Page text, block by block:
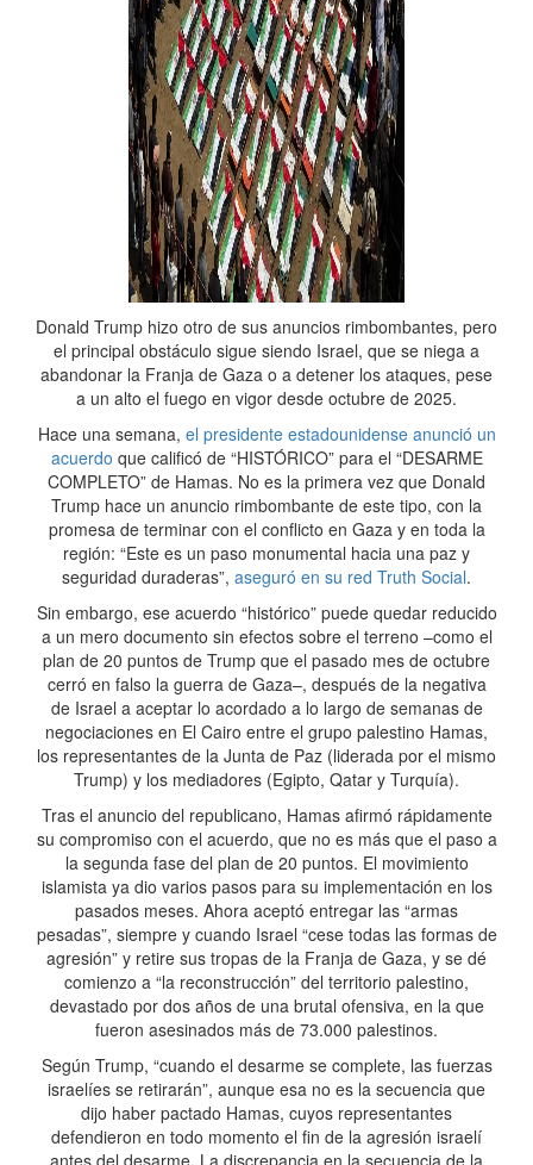
Donald Trump hizo otro de sus anuncios rimbombantes, pero
el principal obstáculo sigue siendo Israel, que se niega a
abandonar la Franja de Gaza o a detener los ataques, pese
a un alto el fuego en vigor desde octubre de 2025.
Hace una semana, el presidente estadounidense anunció un
acuerdo que calificó de “HISTÓRICO” para el “DESARME
COMPLETO” de Hamas. No es la primera vez que Donald
Trump hace un anuncio rimbombante de este tipo, con la
promesa de terminar con el conflicto en Gaza y en toda la
región: “Este es un paso monumental hacia una paz y
seguridad duraderas”, aseguró en su red Truth Social.
Sin embargo, ese acuerdo “histórico” puede quedar reducido
a un mero documento sin efectos sobre el terreno –como el
plan de 20 puntos de Trump que el pasado mes de octubre
cerró en falso la guerra de Gaza–, después de la negativa
de Israel a aceptar lo acordado a lo largo de semanas de
negociaciones en El Cairo entre el grupo palestino Hamas,
los representantes de la Junta de Paz (liderada por el mismo
Trump) y los mediadores (Egipto, Qatar y Turquía).
Tras el anuncio del republicano, Hamas afirmó rápidamente
su compromiso con el acuerdo, que no es más que el paso a
la segunda fase del plan de 20 puntos. El movimiento
islamista ya dio varios pasos para su implementación en los
pasados meses. Ahora aceptó entregar las “armas
pesadas”, siempre y cuando Israel “cese todas las formas de
agresión” y retire sus tropas de la Franja de Gaza, y se dé
comienzo a “la reconstrucción” del territorio palestino,
devastado por dos años de una brutal ofensiva, en la que
fueron asesinados más de 73.000 palestinos.
Según Trump, “cuando el desarme se complete, las fuerzas
israelíes se retirarán”, aunque esa no es la secuencia que
dijo haber pactado Hamas, cuyos representantes
defendieron en todo momento el fin de la agresión israelí
antes del desarme. La discrepancia en la secuencia de la